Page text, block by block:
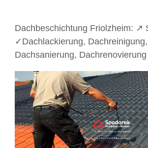
Dachbeschichtung Friolzheim: ↗️
✓Dachlackierung, Dachreinigung,
Dachsanierung, Dachrenovierung